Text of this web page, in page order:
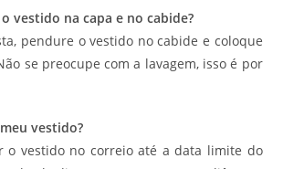
vestido na capa e no cabide?
pendure o vestido no cabide e coloque
se preocupe com a lavagem, isso é por
vestido?
o vestido no correio até a data limite do